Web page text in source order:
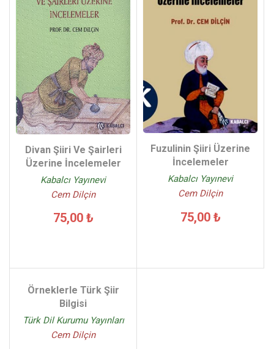
Divan Şiiri Ve Şairleri
Üzerine İncelemeler
Kabalcı Yayınevi
Cem Dilçin
75,00 ₺
Fuzulinin Şiiri Üzerine
İncelemeler
Kabalcı Yayınevi
Cem Dilçin
75,00 ₺
Örneklerle Türk Şiir
Bilgisi
Türk Dil Kurumu Yayınları
Cem Dilçin